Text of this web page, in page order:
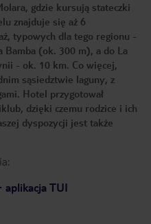
gdzie kursują stateczki
znajduje się aż 6
typowych dla tego regionu -
Bamba (ok. 300 m), a do La
- ok. 10 km. Co więcej,
sąsiedztwie laguny, z
Hotel przygotował
dzięki czemu rodzice i ich
dyspozycji jest także
TUI